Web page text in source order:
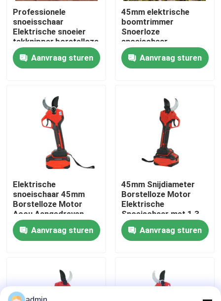
Thuis
Producten
Over ons
fabrieksdisplay
Neem contact met ons op
Vraag een offerte
Benzinekettingzaag
elektrische kettingzaag
Professionele
snoeisschaar
Elektrische snoeier
takknipper,borstelloze
25V draadloze
snoeisschaar
Aanvraag sturen
45mm elektrische
boomtrimmer
Snoerloze
snoeischaar
Borstelloze motor
voor gebruik in de tuin
Aanvraag sturen
Elektrische
snoeischaar 45mm
Borstelloze Motor
Accu Aangedreven
Lichtgewicht Design
Aanvraag sturen
45mm Snijdiameter
Borstelloze Motor
Elektrische
Snoeischaar met 1,3
kg Lichtgewicht
OntwerpAanvraag sturen